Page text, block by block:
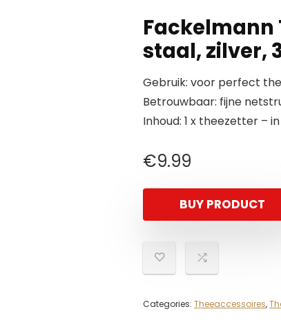
staal, zilver,
Gebruik: voor perfect
Betrouwbaar: fijne
Inhoud: 1 x theezetter –
€9.99
BUY PRODUCT
Categories: Theeaccessoires,